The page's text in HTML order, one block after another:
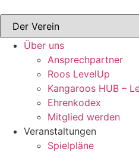
Inhalt
springen
Über uns
Ansprechpartner
Roos LevelUp
Kangaroos HUB –
Ehrenkodex
Mitglied werden
Veranstaltungen
Spielpläne